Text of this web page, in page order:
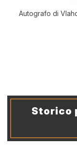
Autografo di
Storico